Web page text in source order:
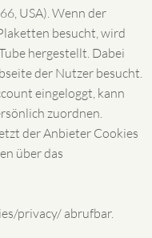
USA). Wenn der
besucht, wird
hergestellt. Dabei
der Nutzer besucht.
eingeloggt, kann
zuordnen.
der Anbieter Cookies
über das
privacy/ abrufbar.